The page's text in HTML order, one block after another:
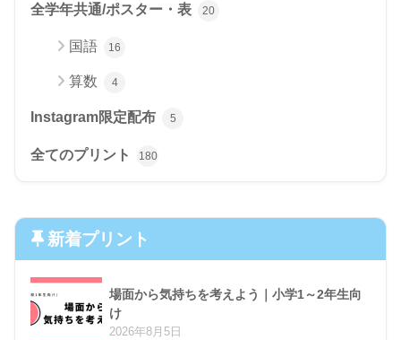
全学年共通/ポスター・表 20
国語 16
算数 4
Instagram限定配布 5
全てのプリント 180
新着プリント
場面から気持ちを考えよう｜小学1～2年生向
け
2026年8月5日